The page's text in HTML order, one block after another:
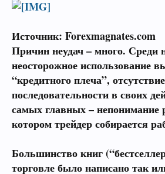
Источник: Forexmagnates.com
Причин неудач – много. Среди
неосторожное использование
“кредитного плеча”, отсутствие
последовательности в своих
самых главных – непонимание
котором трейдер собирается
Большинство книг
торговле было написано так